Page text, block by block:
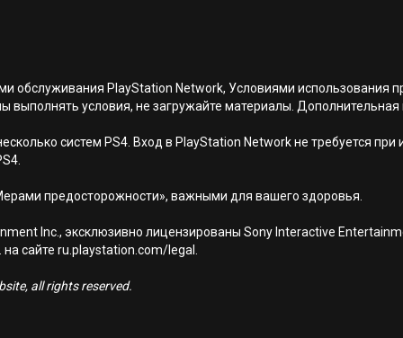
обслуживания PlayStation Network, Условиями
выполнять условия, не загружайте материалы.
систем PS4. Вход в PlayStation Network не требуется
предосторожности», важными для вашего здоровья.
Inc., эксклюзивно лицензированы Sony Interactive
сайте ru.playstation.com/legal.
all rights reserved.